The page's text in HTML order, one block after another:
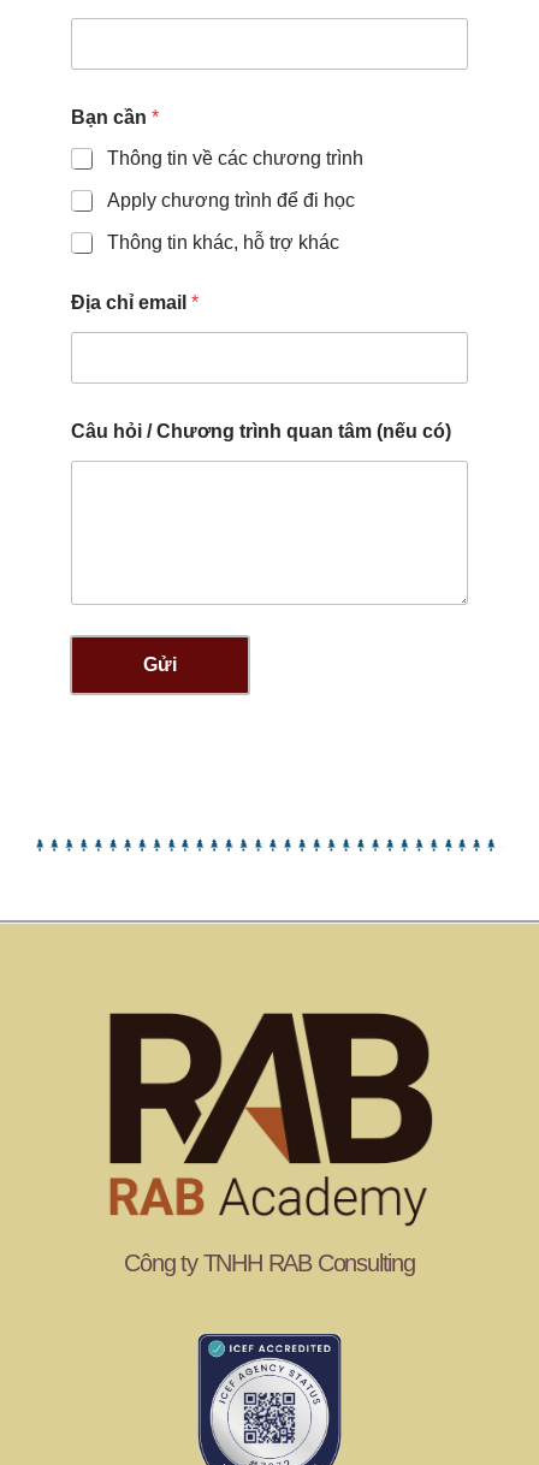
Bạn cần *
Thông tin về các chương trình
Apply chương trình để đi học
Thông tin khác, hỗ trợ khác
Địa chỉ email *
Câu hỏi / Chương trình quan tâm (nếu có)
Gửi
Công ty TNHH RAB Consulting